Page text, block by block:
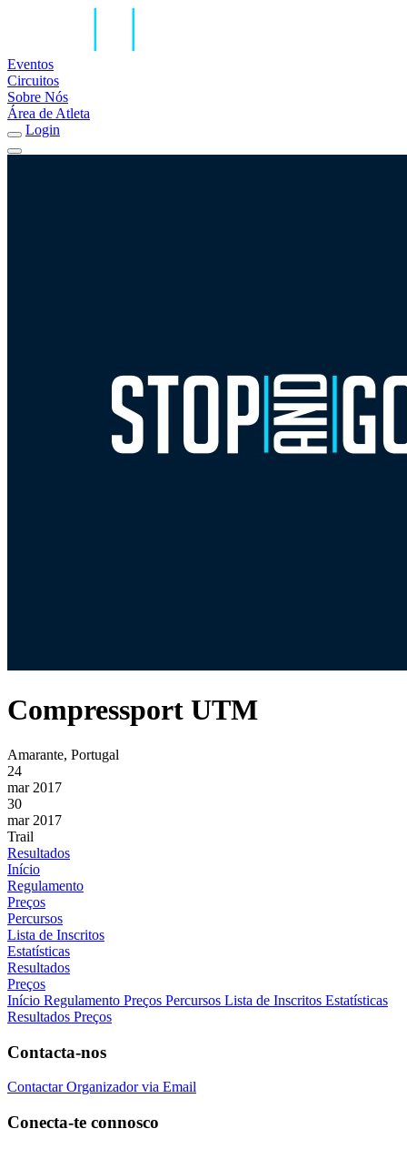
Eventos
Circuitos
Sobre Nós
Área de Atleta
Login
Compressport UTM
Amarante, Portugal
24
mar 2017
30
mar 2017
Trail
Resultados
Início
Regulamento
Preços
Percursos
Lista de Inscritos
Estatísticas
Resultados
Preços
Início Regulamento Preços Percursos Lista de Inscritos Estatísticas
Resultados Preços
Contacta-nos
Contactar Organizador via Email
Conecta-te connosco